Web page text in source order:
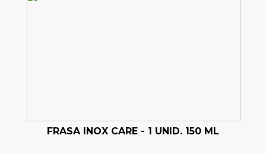
FRASA INOX CARE - 1 UNID. 150 ML